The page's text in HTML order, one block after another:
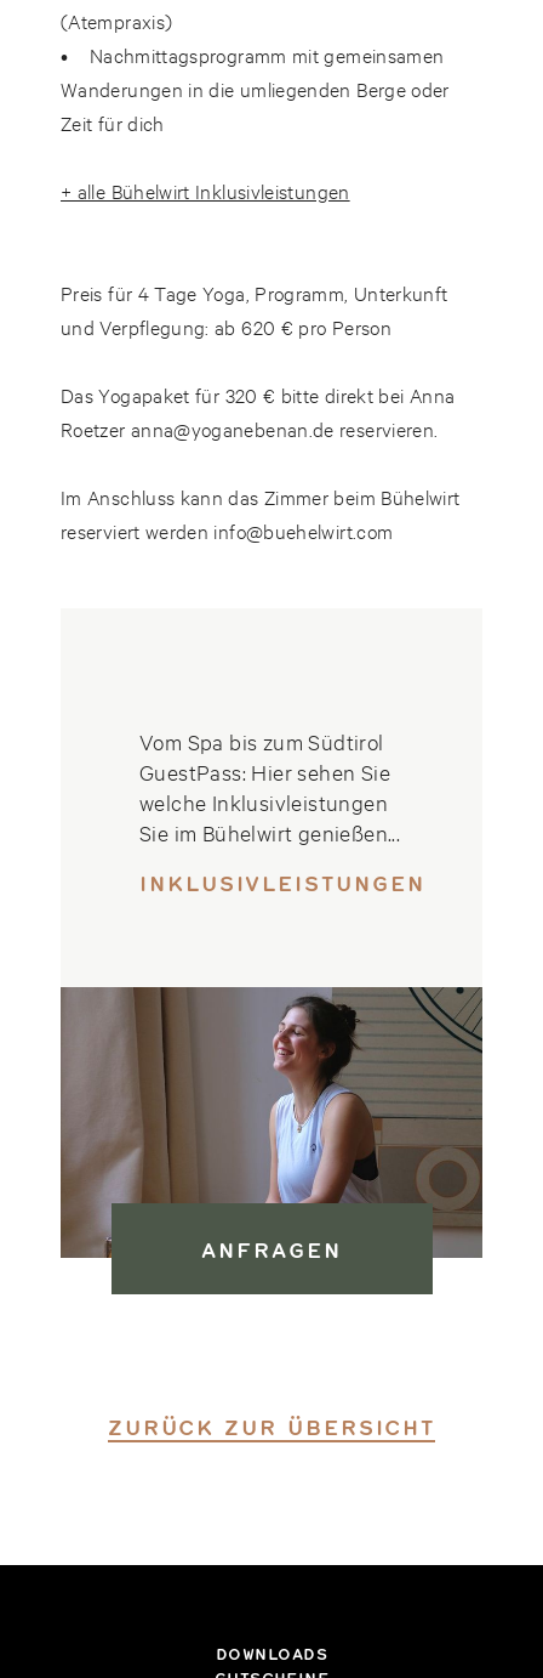
(Atempraxis)
• Nachmittagsprogramm mit gemeinsamen
Wanderungen in die umliegenden Berge oder
Zeit für dich
+ alle Bühelwirt Inklusivleistungen
Preis für 4 Tage Yoga, Programm, Unterkunft
und Verpflegung: ab 620 € pro Person
DasYogapaket für 320 € bitte direkt bei Anna
Roetzer anna@yoganebenan.de reservieren.
Im Anschluss kann das Zimmer beim Bühelwirt
reserviert werden info@buehelwirt.com
ANFRAGEN
Vom Spa bis zum Südtirol
GuestPass: Hier sehen Sie
welche Inklusivleistungen
Sie im Bühelwirt genießen...
INKLUSIVLEISTUNGEN
ZURÜCK ZUR ÜBERSICHT
DOWNLOADS